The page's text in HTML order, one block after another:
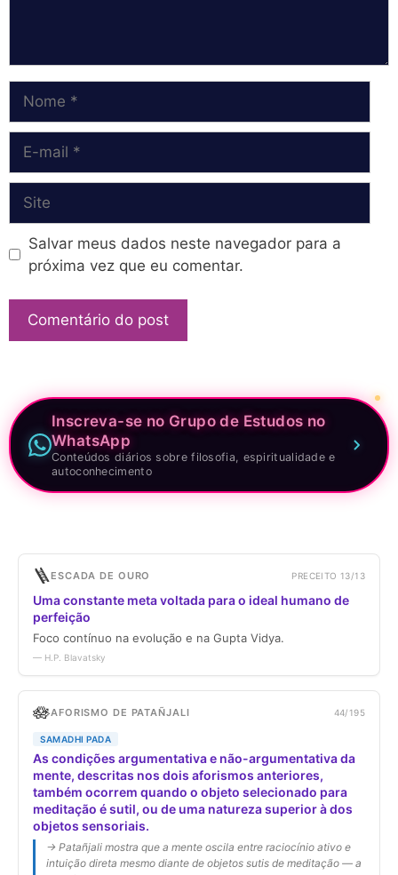
mail
Salvar meus dados neste navegador para a
próxima vez que eu comentar.
Inscreva-se no Grupo de Estudos no
WhatsApp
Conteúdos diários sobre filosofia, espiritualidade e
autoconhecimento